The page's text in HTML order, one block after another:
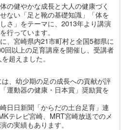
の健やかな成長と大人の健康づく
ない「足と靴の基礎知識」「体を
さ」をテーマに、2013年より講演
行っています。
、宮崎県内21市町村と全国5都県に
回以上の足育講座を開催し、受講者
超えました。
、幼少期の足の成長への貢献が評
運動器の健康・日本賞」奨励賞を
日日新聞「からだの土台足育」連
テレビ宮崎、MRT宮崎放送でのメ
の実績もあります。